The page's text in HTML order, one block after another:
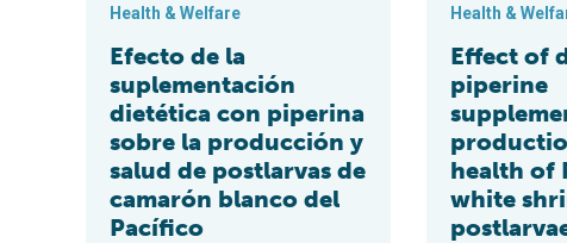
Health & Welfare
Efecto de la
suplementación
dietética con piperina
sobre la producción y
salud de postlarvas de
camarón blanco del
Pacífico
Health &
Effect of
piperine
health of
white